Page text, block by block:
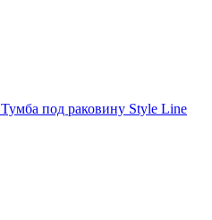
Тумба под раковину Style Line